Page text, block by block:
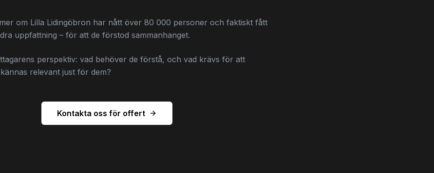
om Lilla Lidingöbron har nått över 80 000 personer och faktiskt fått
uppfattning – för att de förstod sammanhanget.
perspektiv: vad behöver de förstå, och vad krävs för att
relevant just för dem?
Kontakta oss för offert